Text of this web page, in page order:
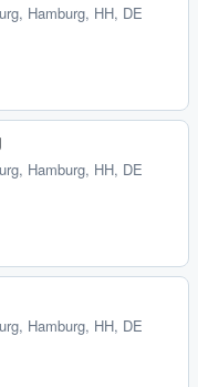
, Hamburg, HH, DE
, Hamburg, HH, DE
, Hamburg, HH, DE